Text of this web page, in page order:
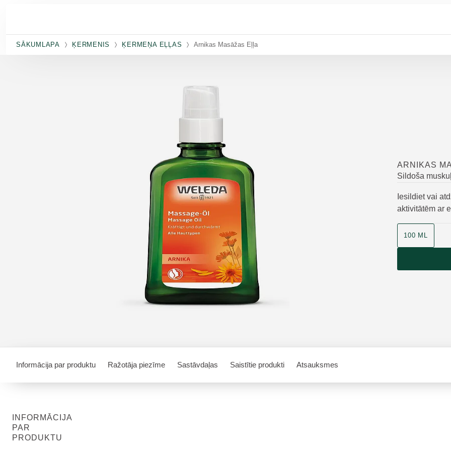
SĀKUMLAPA ĶERMENIS ĶERMEŅA EĻĻAS Arnikas Masāžas Eļļa
ARNIKAS
Sildoša
Iesildiet vai
aktivitātēm ar
100 ML
Informācija par produktu Ražotāja piezīme Sastāvdaļas Saistītie produkti Atsauksmes
INFORMĀCIJA
PAR
PRODUKTU